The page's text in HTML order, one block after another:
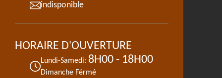
indisponible
HORAIRE D'OUVERTURE
Lundi-Samedi: 8H00 - 18H00
Dimanche Férmé